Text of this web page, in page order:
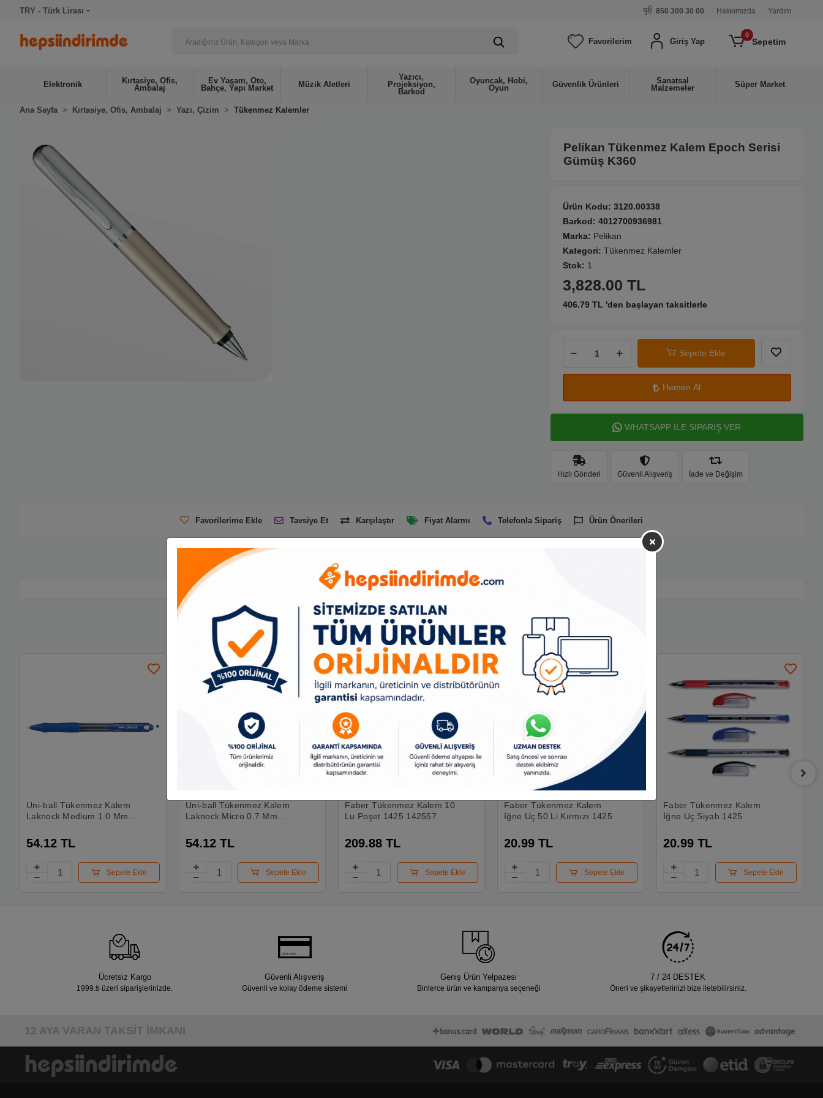
TRY - Türk Lirası 850 300 30 00 Hakkımızda Yardım
Favorilerim Giriş Yap
0
Sepetim
Elektronik
Kırtasiye, Ofis,
Ambalaj
Ev Yaşam, Oto,
Bahçe, Yapı Market
Müzik Aletleri
Yazıcı,
Projeksiyon,
Barkod
Oyuncak, Hobi,
Oyun
Güvenlik Ürünleri
Sanatsal
Malzemeler
Süper Market
Ana Sayfa Kırtasiye, Ofis, Ambalaj Yazı, Çizim Tükenmez Kalemler
Pelikan Tükenmez Kalem Epoch Serisi
Gümüş K360
Ürün Kodu: 3120.00338
Barkod: 4012700936981
Marka: Pelikan
Kategori: Tükenmez Kalemler
Stok: 1
3,828.00 TL
406.79 TL 'den başlayan taksitlerle
Sepete Ekle
Hemen Al
WHATSAPP İLE SİPARİŞ VER
Hızlı Gönderi Güvenli Alışveriş İade ve Değişim
Favorilerime Ekle Tavsiye Et Karşılaştır Fiyat Alarmı Telefonla Sipariş Ürün Önerileri
Ürün Açıklaması
Benzer Ürünler
Uni-ball Tükenmez Kalem
Laknock Medium 1.0 Mm
100
54.12 TL
Sepete Ekle
Uni-ball Tükenmez Kalem
Laknock Micro 0.7 Mm
100
54.12 TL
Sepete Ekle
Faber Tükenmez Kalem 10
Lu Poşet 1425 142557
209.88 TL
Sepete Ekle
Faber Tükenmez Kalem
İğne Uç 50 Li Kırmızı 1425
20.99 TL
Sepete Ekle
Faber Tükenmez Kalem
İğne Uç Siyah 1425
20.99 TL
Sepete Ekle
Ücretsiz Kargo
1999.₺ üzeri siparişlerinizde.
Güvenli Alışveriş
Güvenli ve kolay ödeme sistemi
Geniş Ürün Yelpazesi
Binlerce ürün ve kampanya seçeneği
7 / 24 DESTEK
Öneri ve şikayetlerinizi bize iletebilirsiniz.
12 AYA VARAN TAKSİT İMKANI